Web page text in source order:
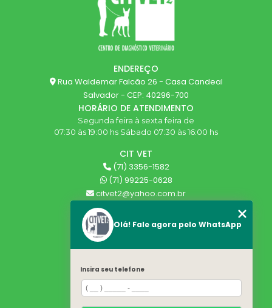
ENDEREÇO
Rua Waldemar Falcão 26 - Casa Candeal
Salvador - CEP: 40296-700
HORÁRIO DE ATENDIMENTO
Segunda feira à sexta feira de
07:30 às 19:00 hs Sábado 07:30 às 16:00 hs
CIT VET
(71) 3356-1582
(71) 99225-0628
citvet2@yahoo.com.br
MENU
HOME
QUEM SOMOS
SERVIÇOS
Olá! Fale agora pelo WhatsApp
Insira seu telefone